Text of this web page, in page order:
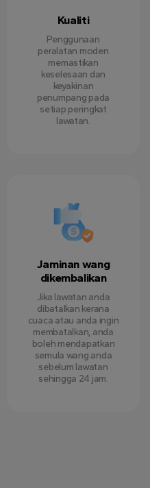
Kualiti
Penggunaan
peralatan moden
memastikan
keselesaan dan
keyakinan
penumpang pada
setiap peringkat
lawatan.
Jaminan wang
dikembalikan
Jika lawatan anda
dibatalkan kerana
cuaca atau anda ingin
membatalkan, anda
boleh mendapatkan
semula wang anda
sebelum lawatan
sehingga 24 jam.